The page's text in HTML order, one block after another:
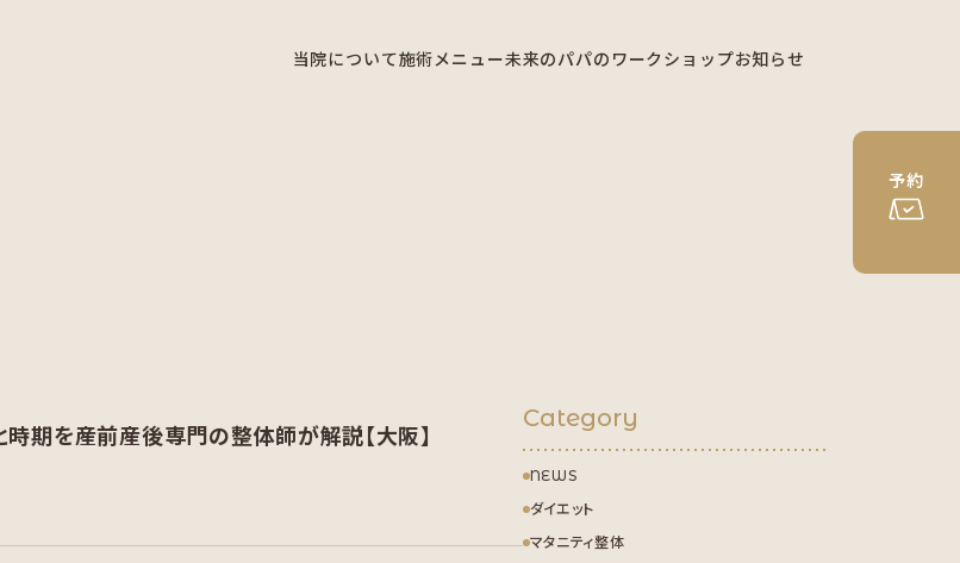
当院について施術メニュー未来のパパのワークショップお知らせ
予約
期を産前産後専門の整体師が解説【大阪】
Category
NEWS
ダイエット
マタニティ整体